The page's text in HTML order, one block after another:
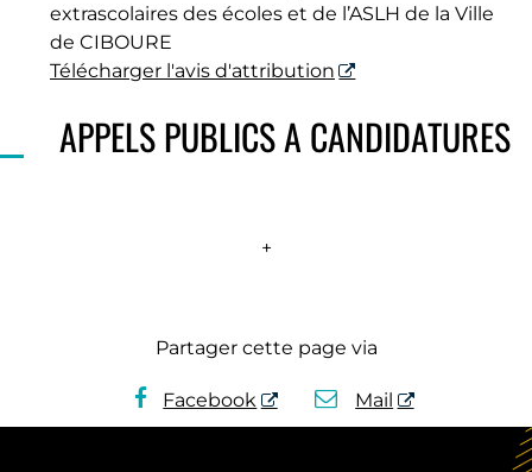
extrascolaires des écoles et de l’ASLH de la Ville
de CIBOURE
Télécharger l'avis d'attribution
APPELS PUBLICS A CANDIDATURES
+
Partager cette page via
Facebook Mail